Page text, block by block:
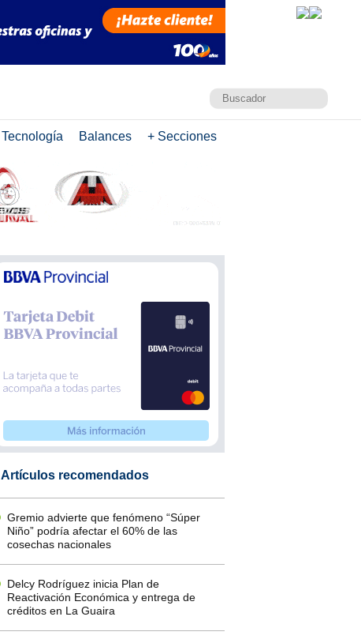
Tecnología Balances + Secciones
Artículos recomendados
Gremio advierte que fenómeno “Súper
Niño” podría afectar el 60% de las
cosechas nacionales
Delcy Rodríguez inicia Plan de
Reactivación Económica y entrega de
créditos en La Guaira